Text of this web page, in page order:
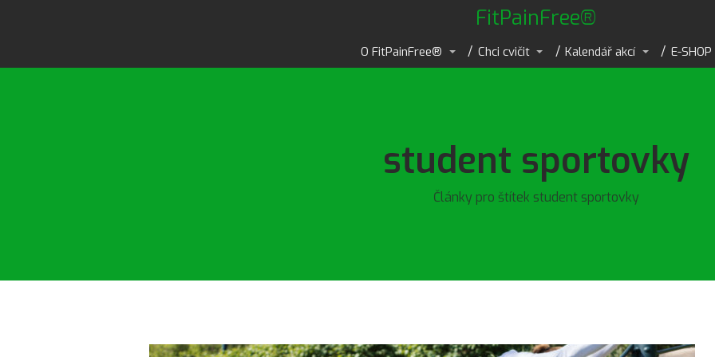
FitPainFree®
O FitPainFree® Chci cvičit Kalendář akcí E-SHOP
student sportovky
Články pro štítek student sportovky